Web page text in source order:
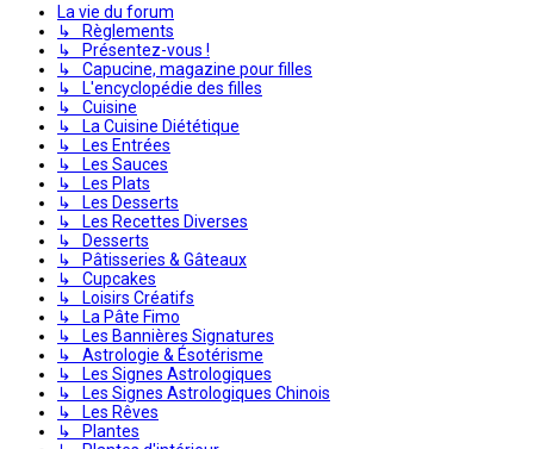
La vie du forum
↳ Règlements
↳ Présentez-vous !
↳ Capucine, magazine pour filles
↳ L'encyclopédie des filles
↳ Cuisine
↳ La Cuisine Diététique
↳ Les Entrées
↳ Les Sauces
↳ Les Plats
↳ Les Desserts
↳ Les Recettes Diverses
↳ Desserts
↳ Pâtisseries & Gâteaux
↳ Cupcakes
↳ Loisirs Créatifs
↳ La Pâte Fimo
↳ Les Bannières Signatures
↳ Astrologie & Ésotérisme
↳ Les Signes Astrologiques
↳ Les Signes Astrologiques Chinois
↳ Les Rêves
↳ Plantes